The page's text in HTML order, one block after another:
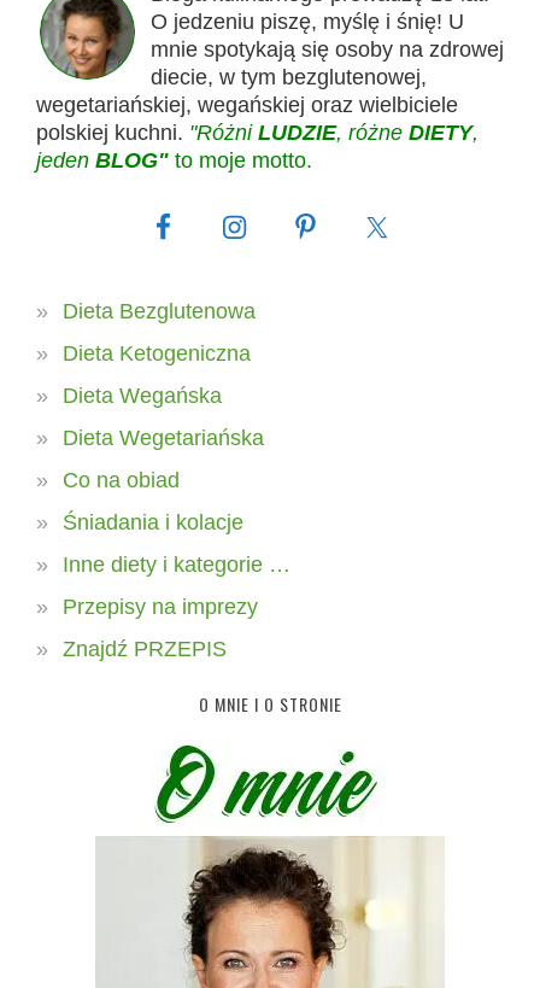
O jedzeniu piszę, myślę i śnię! U
mnie spotykają się osoby na zdrowej
diecie, w tym bezglutenowej,
wegetariańskiej, wegańskiej oraz wielbiciele
polskiej kuchni. "Różni LUDZIE, różne DIETY,
jeden BLOG" to moje motto.
Dieta Bezglutenowa
Dieta Ketogeniczna
Dieta Wegańska
Dieta Wegetariańska
Co na obiad
Śniadania i kolacje
Inne diety i kategorie …
Przepisy na imprezy
Znajdź PRZEPIS
O MNIE I O STRONIE